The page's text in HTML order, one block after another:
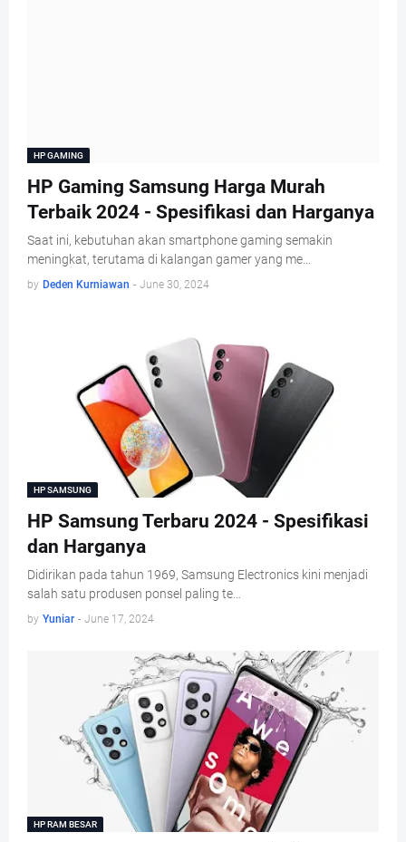
HP GAMING
HP Gaming Samsung Harga Murah
Terbaik 2024 - Spesifikasi dan Harganya
Saat ini, kebutuhan akan smartphone gaming semakin
meningkat, terutama di kalangan gamer yang me…
by Deden Kurniawan - June 30, 2024
HP SAMSUNG
HP Samsung Terbaru 2024 - Spesifikasi
dan Harganya
Didirikan pada tahun 1969, Samsung Electronics kini menjadi
salah satu produsen ponsel paling te…
by Yuniar - June 17, 2024
HP RAM BESAR